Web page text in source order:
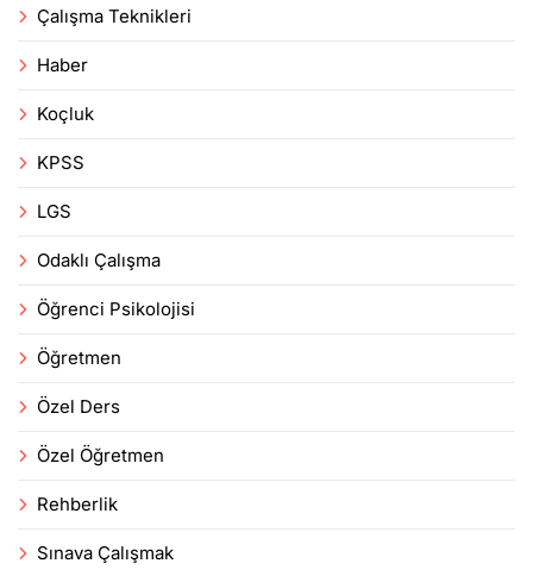
Çalışma Teknikleri
Haber
Koçluk
KPSS
LGS
Odaklı Çalışma
Öğrenci Psikolojisi
Öğretmen
Özel Ders
Özel Öğretmen
Rehberlik
Sınava Çalışmak